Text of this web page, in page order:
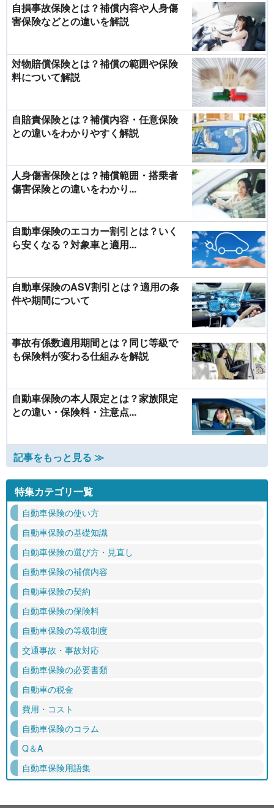
自損事故保険とは？補償内容や人身傷
害保険などとの違いを解説
対物賠償保険とは？補償の範囲や保険
料について解説
自賠責保険とは？補償内容・任意保険
との違いをわかりやすく解説
人身傷害保険とは？補償範囲・搭乗者
傷害保険との違いをわかり...
自動車保険のエコカー割引とは？いく
ら安くなる？対象車と適用...
自動車保険のASV割引とは？適用の条
件や期間について
事故有係数適用期間とは？同じ等級で
も保険料が変わる仕組みを解説
自動車保険の本人限定とは？家族限定
との違い・保険料・注意点...
記事をもっと見る ≫
特集カテゴリ一覧
自動車保険の使い方
自動車保険の基礎知識
自動車保険の選び方・見直し
自動車保険の補償内容
自動車保険の契約
自動車保険の保険料
自動車保険の等級制度
交通事故・事故対応
自動車保険の必要書類
自動車の税金
費用・コスト
自動車保険のコラム
Q＆A
自動車保険用語集